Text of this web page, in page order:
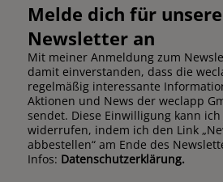
Melde dich für
Newsletter an
Mit meiner Anmeldung zum
damit einverstanden, dass die
regelmäßig interessante
Aktionen und News der weclapp
sendet. Diese Einwilligung kann
widerrufen, indem ich den Link
abbestellen“ am Ende des
Infos: Datenschutzerklärung.